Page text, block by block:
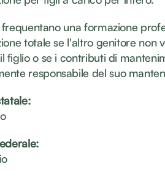
una formazione
totale se l'altro genitore non
figlio o se i contributi di
responsabile del suo